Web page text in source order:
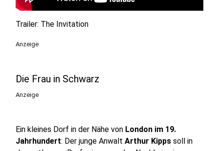
Trailer: The Invitation
Anzeige
Die Frau in Schwarz
Anzeige
Ein kleines Dorf in der Nähe von London im 19.
Jahrhundert: Der junge Anwalt Arthur Kipps soll in